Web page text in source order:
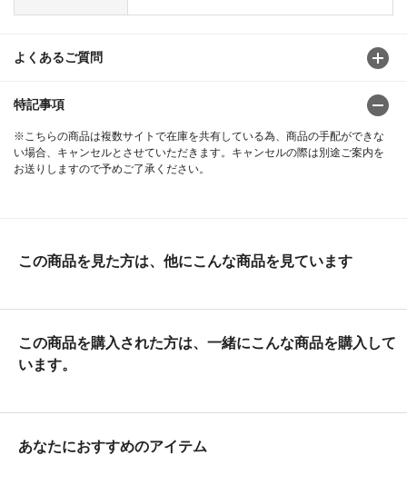
よくあるご質問
特記事項
※こちらの商品は複数サイトで在庫を共有している為、商品の手配ができな
い場合、キャンセルとさせていただきます。キャンセルの際は別途ご案内を
お送りしますので予めご了承ください。
この商品を見た方は、他にこんな商品を見ています
この商品を購入された方は、一緒にこんな商品を購入して
います。
あなたにおすすめのアイテム